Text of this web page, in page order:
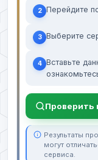
2 Перейдите
3 Выберите
4 Вставьте
Проверить
Результаты
могут
сервиса.